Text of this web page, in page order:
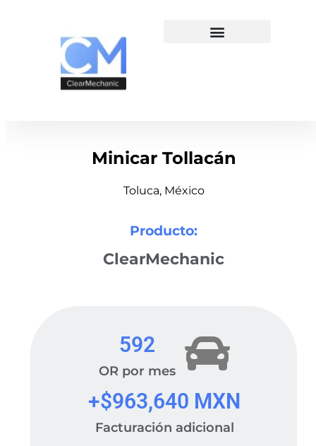
Minicar Tollacán
Toluca, México
Producto:
ClearMechanic
OR por mes
592
Facturación adicional
+$963,640 MXN